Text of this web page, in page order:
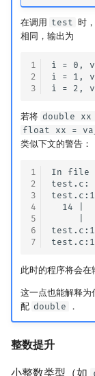
在调用 test 时，
相同，输出为
1
2
3
i = 0,
i = 1,
若将 double
float xx =
类似下文的警告：
1
2
3
4
5
6
7
In file
test.c:
14 |
|
此时的程序将会在
这一点也能解释为
配 double ．
整数提升
小整数类型（如